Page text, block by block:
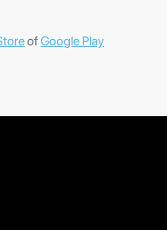
ofGoogle Play